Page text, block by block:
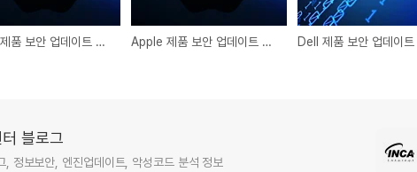
Apple 제품 보안 업데이트 권고 Apple 제품 보안 업데이트 권고 Dell 제품 보안 업데이트
블로그
정보보안, 엔진업데이트, 악성코드 분석 정보